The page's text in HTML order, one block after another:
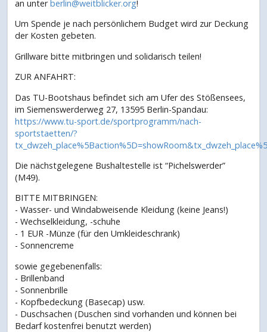
an unterberlin@weitblicker.org!
Um Spende je nach persönlichem Budget wird zur Deckung
der Kosten gebeten.
Grillware bitte mitbringen und solidarisch teilen!
ZUR ANFAHRT:
Das TU-Bootshaus befindet sich am Ufer des Stößensees,
im Siemenswerderweg 27, 13595 Berlin-Spandau:
https://www.tu-sport.de/sportprogramm/nach-
sportstaetten/?
Die nächstgelegene Bushaltestelle ist “Pichelswerder”
(M49).
BITTE MITBRINGEN:
- Wasser- und Windabweisende Kleidung (keine Jeans!)
- Wechselkleidung, -schuhe
- 1 EUR -Münze (für den Umkleideschrank)
- Sonnencreme
sowie gegebenenfalls:
- Brillenband
- Sonnenbrille
- Kopfbedeckung (Basecap) usw.
- Duschsachen (Duschen sind vorhanden und können bei
Bedarf kostenfrei benutzt werden)